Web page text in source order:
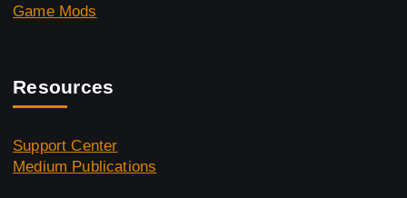
Game Mods
Resources
Support Center
Medium Publications